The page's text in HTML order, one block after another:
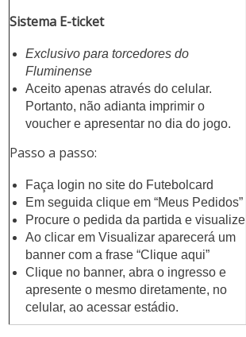
Sistema E-ticket
Exclusivo para torcedores do
Fluminense
Aceito apenas através do celular.
Portanto, não adianta imprimir o
voucher e apresentar no dia do jogo.
Passo a passo:
Faça login no site do Futebolcard
Em seguida clique em “Meus Pedidos”
Procure o pedida da partida e visualize
Ao clicar em Visualizar aparecerá um
banner com a frase “Clique aqui”
Clique no banner, abra o ingresso e
apresente o mesmo diretamente, no
celular, ao acessar estádio.